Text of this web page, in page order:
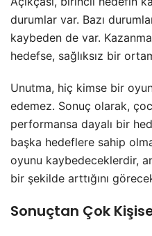
durumlar var. Bazı
kaybeden de var.
hedefse, sağlıksız bir
Unutma, hiç kimse bir
edemez. Sonuç olarak,
performansa dayalı bir
başka hedeflere sahip
oyunu kaybedeceklerdir,
bir şekilde arttığını
Sonuçtan Çok